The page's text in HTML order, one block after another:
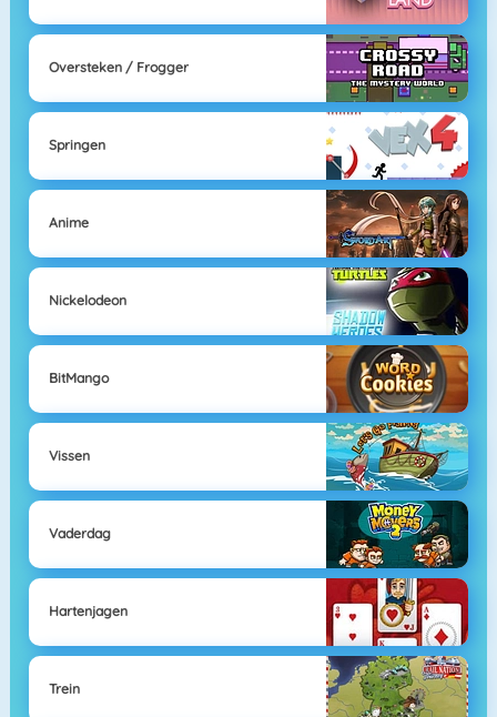
Oversteken / Frogger
Springen
Anime
Nickelodeon
BitMango
Vissen
Vaderdag
Hartenjagen
Trein